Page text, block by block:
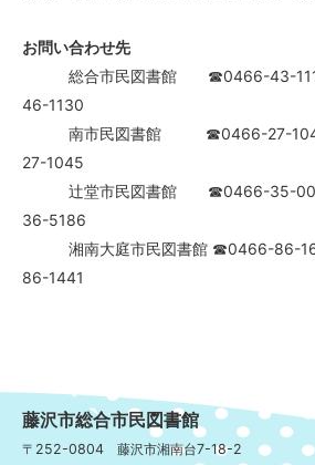
お問い合わせ先
総合市民図書館 ☎0466-43-1111
46-1130
南市民図書館 ☎0466-27-1044
27-1045
辻堂市民図書館 ☎0466-35-
36-5186
湘南大庭市民図書館 ☎0466-86-
86-1441
藤沢市総合市民図書館
〒252-0804 藤沢市湘南台7-18-2